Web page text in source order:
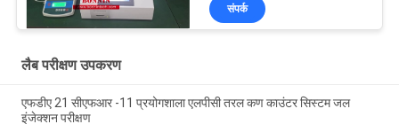
संपर्क
लैब परीक्षण उपकरण
एफडीए 21 सीएफआर -11 प्रयोगशाला एलपीसी तरल कण काउंटर सिस्टम जल
इंजेक्शन परीक्षण